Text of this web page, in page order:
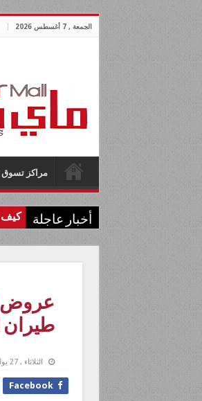
الجمعة , 7 أغسطس 2026
مراكز تسوق
أخبار عاجلة كيف
طيران
الثلاثاء , 27 يوليو 2021
Facebook